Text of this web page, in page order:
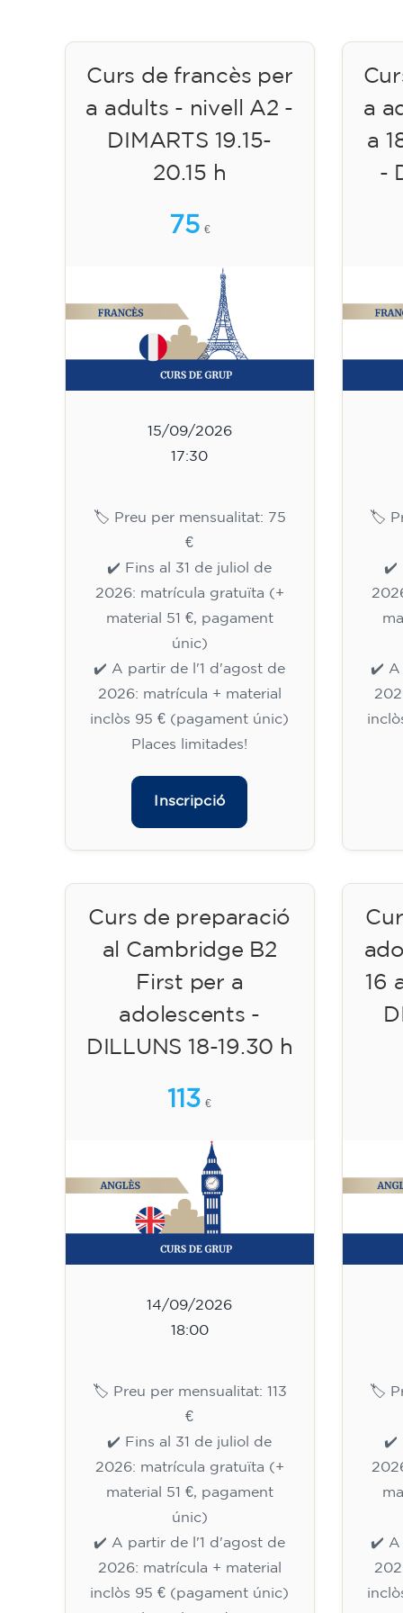
Curs de francès per
a adults - nivell A2 -
DIMARTS 19.15-
20.15 h
75 €
15/09/2026
17:30
🏷️ Preu per mensualitat: 75
€
✔️ Fins al 31 de juliol de
2026: matrícula gratuïta (+
material 51 €, pagament
únic)
✔️ A partir de l'1 d'agost de
2026: matrícula + material
inclòs 95 € (pagament únic)
Places limitades!
Inscripció
a
a
-
🏷️
✔️
✔️ A
Curs de preparació
al Cambridge B2
First per a
adolescents -
DILLUNS 18-19.30 h
113 €
14/09/2026
18:00
🏷️ Preu per mensualitat: 113
€
✔️ Fins al 31 de juliol de
2026: matrícula gratuïta (+
material 51 €, pagament
únic)
✔️ A partir de l'1 d'agost de
2026: matrícula + material
inclòs 95 € (pagament únic)
16
🏷️
✔️
✔️ A